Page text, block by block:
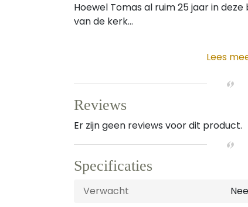
Hoewel Tomas al ruim 25 jaar in
van de kerk...
Lees
Reviews
Er zijn geen reviews voor dit product.
Specificaties
Verwacht
Nee